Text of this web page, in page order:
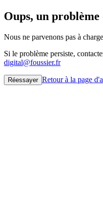
Oups, un problème
Nous ne parvenons pas à
Si le problème persiste,
digital@foussier.fr
Réessayer Retour à la page